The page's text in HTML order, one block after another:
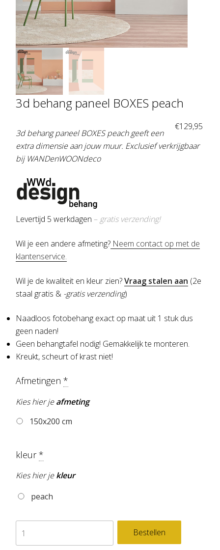
3d behang paneel BOXES peach
€129,95
3d behang paneel BOXES peach geeft een
extra dimensie aan jouw muur. Exclusief verkrijgbaar
bij WANDenWOONdeco
Levertijd 5 werkdagen – gratis verzending!
Wil je een andere afmeting? Neem contact op met de
klantenservice.
Wil je de kwaliteit en kleur zien?Vraag stalen aan (2e
staal gratis & -gratis verzending)
Naadloos fotobehang exact op maat uit 1 stuk dus
geen naden!
Geen behangtafel nodig! Gemakkelijk te monteren.
Kreukt, scheurt of krast niet!
Afmetingen *
Kies hier jeafmeting
150x200 cm
kleur*
Kies hier jekleur
peach
3d
behang
Bestellen